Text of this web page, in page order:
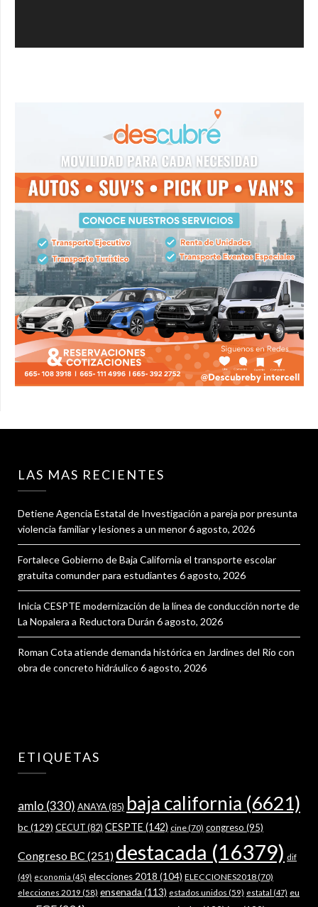
LAS MAS RECIENTES
Detiene Agencia Estatal de Investigación a pareja por presunta
violencia familiar y lesiones a un menor6 agosto, 2026
Fortalece Gobierno de Baja California el transporte escolar
gratuita comunder para estudiantes 6 agosto, 2026
Inicia CESPTE modernización de la línea de conducción norte de
La Nopalera a Reductora Durán 6 agosto, 2026
Roman Cota atiende demanda histórica en Jardines del Río con
obra de concreto hidráulico 6 agosto, 2026
ETIQUETAS
amlo (330) ANAYA(85) baja california (6621)
bc(129) CECUT(82) CESPTE (142) cine(70) congreso (95)
Congreso BC (251) destacada (16379) dif
(49) economia (45) elecciones 2018 (104) ELECCIONES2018(70)
elecciones 2019 (58) ensenada (113) estados unidos (59) estatal (47) eu